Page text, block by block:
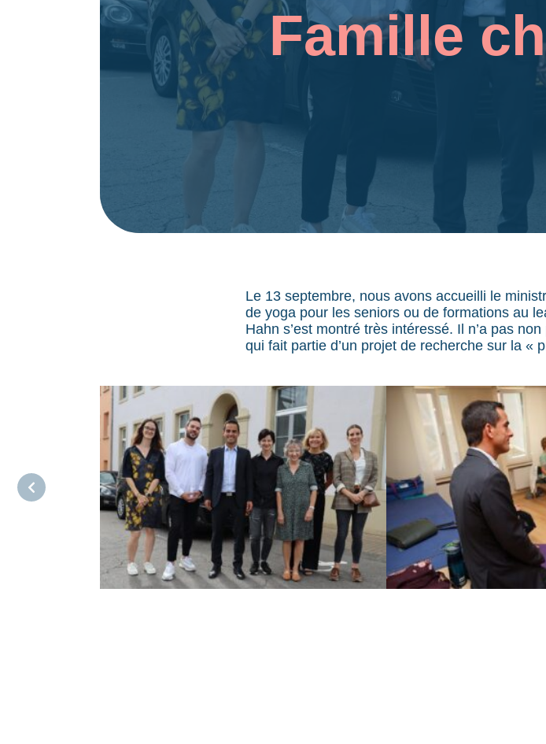
Famille
Le 13 septembre, nous avons accueilli le
de yoga pour les seniors ou de formations au
Hahn s’est montré très intéressé. Il n’a pas
qui fait partie d’un projet de recherche sur la «